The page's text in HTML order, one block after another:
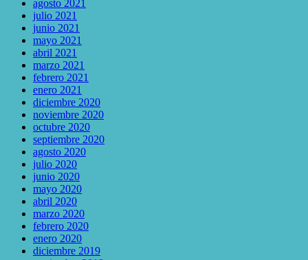
agosto 2021
julio 2021
junio 2021
mayo 2021
abril 2021
marzo 2021
febrero 2021
enero 2021
diciembre 2020
noviembre 2020
octubre 2020
septiembre 2020
agosto 2020
julio 2020
junio 2020
mayo 2020
abril 2020
marzo 2020
febrero 2020
enero 2020
diciembre 2019